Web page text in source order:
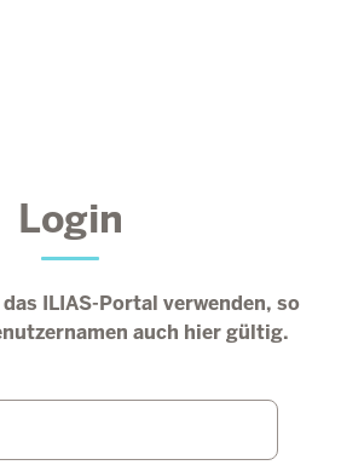
Login
ILIAS-Portal verwenden, so
auch hier gültig.